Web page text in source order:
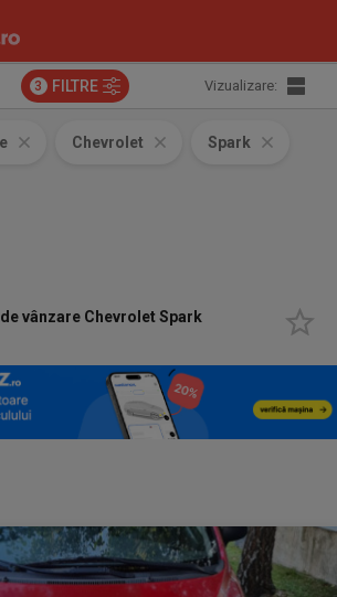
3 FILTRE Vizualizare:
Chevrolet Spark
vânzare Chevrolet Spark